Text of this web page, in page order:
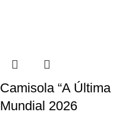
Camisola “A
Mundial 2026